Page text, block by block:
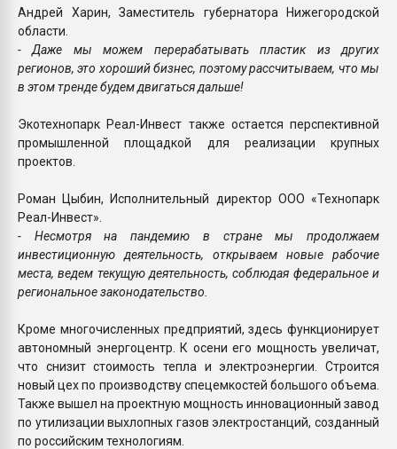
Андрей Харин, Заместитель губернатора Нижегородской
области.
- Даже мы можем перерабатывать пластик из других
регионов, это хороший бизнес, поэтому рассчитываем, что мы
в этом тренде будем двигаться дальше!
Экотехнопарк Реал-Инвест также остается перспективной
промышленной площадкой для реализации крупных
проектов.
Роман Цыбин, Исполнительный директор ООО «Технопарк
Реал-Инвест».
- Несмотря на пандемию в стране мы продолжаем
инвестиционную деятельность, открываем новые рабочие
места, ведем текущую деятельность, соблюдая федеральное и
региональное законодательство.
Кроме многочисленных предприятий, здесь функционирует
автономный энергоцентр. К осени его мощность увеличат,
что снизит стоимость тепла и электроэнергии. Строится
новый цех по производству спецемкостей большого объема.
Также вышел на проектную мощность инновационный завод
по утилизации выхлопных газов электростанций, созданный
по российским технологиям.